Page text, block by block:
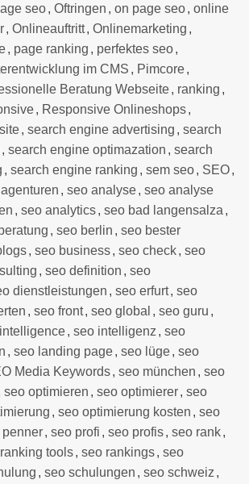
seo, Oftringen , on page seo, online
, Onlineauftritt, Onlinemarketing ,
, page ranking , perfektes seo,
im CMS , Pimcore,
Beratung Webseite, ranking ,
, Responsive Onlineshops,
, search engine advertising , search
, search engine optimazation , search
, search engine ranking , sem seo, SEO,
, seo analyse, seo analyse
, seo analytics, seo bad langensalza ,
, seo berlin , seo bester
, seo business, seo check, seo
, seo definition , seo
dienstleistungen , seo erfurt, seo
, seo front, seo global , seo guru ,
, seo intelligenz , seo
, seo landing page, seo lüge, seo
Media Keywords, seo münchen , seo
seo optimieren , seo optimierer, seo
, seo optimierung kosten , seo
penner, seo profi , seo profis, seo rank,
tools, seo rankings, seo
, seo schulungen , seo schweiz ,